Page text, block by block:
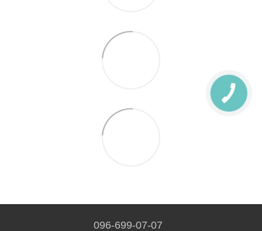
096-699-07-07